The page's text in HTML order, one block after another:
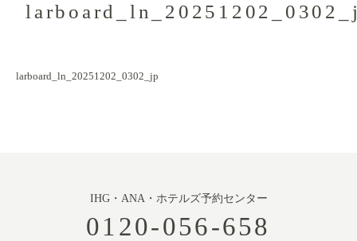
larboard_ln_20251202_0302_jp
IHG・ANA・ホテルズ予約センター
0120-056-658